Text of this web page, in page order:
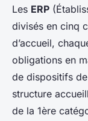
Les ERP
divisés en cinq
d’accueil,
obligations en
de dispositifs
structure
de la 1ère